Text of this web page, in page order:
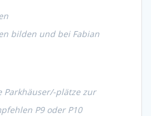
bilden und bei Fabian
Parkhäuser/-plätze zur
P9 oder P10